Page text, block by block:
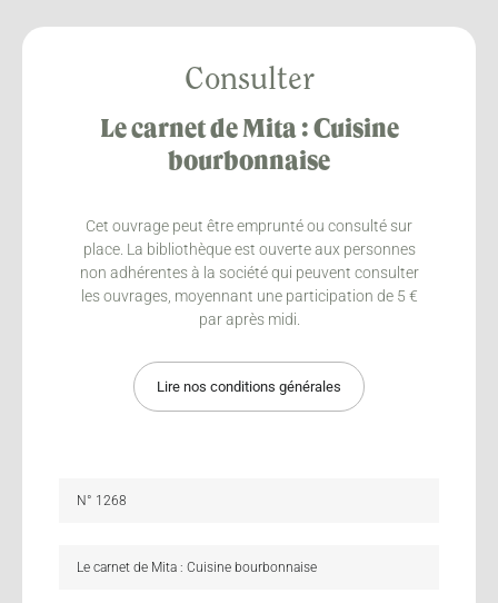
Consulter
Le carnet de Mita : Cuisine
bourbonnaise
Cet ouvrage peut être emprunté ou consulté sur
place. La bibliothèque est ouverte aux personnes
non adhérentes à la société qui peuvent consulter
les ouvrages, moyennant une participation de 5 €
par après midi.
Lire nos conditions générales